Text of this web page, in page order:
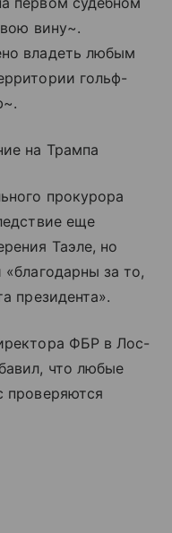
вину~.
владеть любым
гольф-
на Трампа
прокурора
еще
Таэле, но
«благодарны за то,
президента».
ФБР в Лос-
что любые
проверяются